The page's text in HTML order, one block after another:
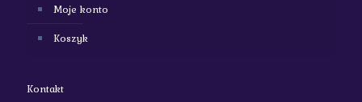
Moje konto
Koszyk
Kontakt